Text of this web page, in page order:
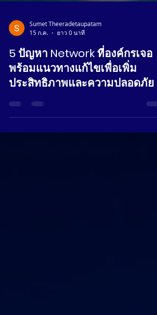
Sumet Theeradetaupatam
15 ก.ค.
ยาว 0 นาที
พร้อมแนวทางแก้ไขเพื่อเพิ่ม
ประสิทธิภาพและความปลอดภัย